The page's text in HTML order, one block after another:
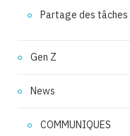
Partage des tâches
Gen Z
News
COMMUNIQUES